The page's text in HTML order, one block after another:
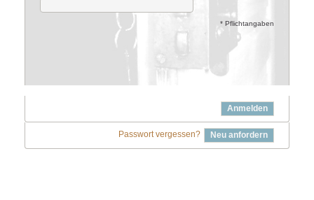
* Pflichtangaben
Anmelden
Passwort vergessen? Neu anfordern